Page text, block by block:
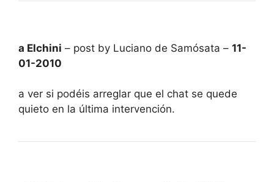
a Elchini – post by Luciano de Samósata – 11-
01-2010
a ver si podéis arreglar que el chat se quede
quieto en la última intervención.